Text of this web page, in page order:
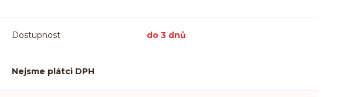
Dostupnost do 3 dnů
Nejsme plátci DPH